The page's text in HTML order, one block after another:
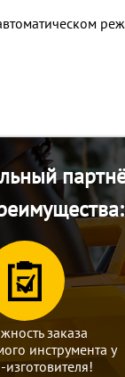
заказа
инструмента у
изготовителя!